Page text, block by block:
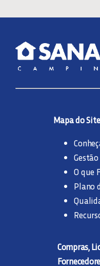
Mapa do
O que
Plano
Compras,